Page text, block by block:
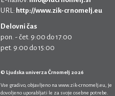
URL: http://www.zik-crnomelj.eu
Delovni čas
pon. - čet. 9:00 do 17:00
pet. 9:00 do 15:00
© Ljudska univerza Črnomelj 2026
Vse gradivo, objavljeno na www.zik-crnomelj.eu , je
dovoljeno uporabljati le za svoje osebne potrebe.